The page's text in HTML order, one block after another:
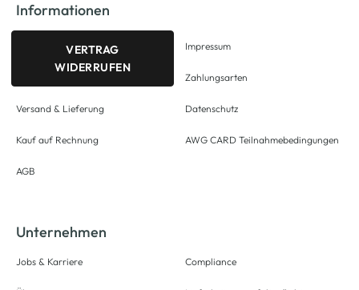
Informationen
VERTRAG
WIDERRUFEN
Versand & Lieferung
Kauf auf Rechnung
AGB
Impressum
Zahlungsarten
Datenschutz
AWG CARD Teilnahmebedingungen
Unternehmen
Jobs & Karriere Compliance